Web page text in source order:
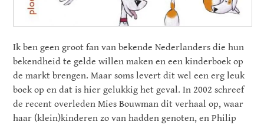
Ik ben geen groot fan van bekende Nederlanders die hun
bekendheid te gelde willen maken en een kinderboek op
de markt brengen. Maar soms levert dit wel een erg leuk
boek op en dat is hier gelukkig het geval. In 2002 schreef
de recent overleden Mies Bouwman dit verhaal op, waar
haar (klein)kinderen zo van hadden genoten, en Philip